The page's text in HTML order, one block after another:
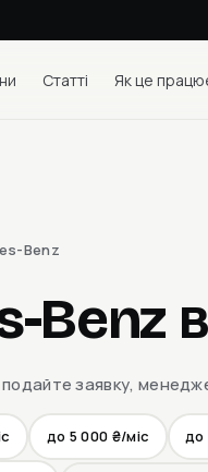
Статті Як це
Benz
Benz
подайте заявку,
до 5 000 ₴/міс до